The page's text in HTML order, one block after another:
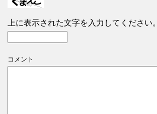
上に表示された文字を入力してください。
コメント